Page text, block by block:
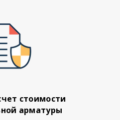
стоимости
арматуры